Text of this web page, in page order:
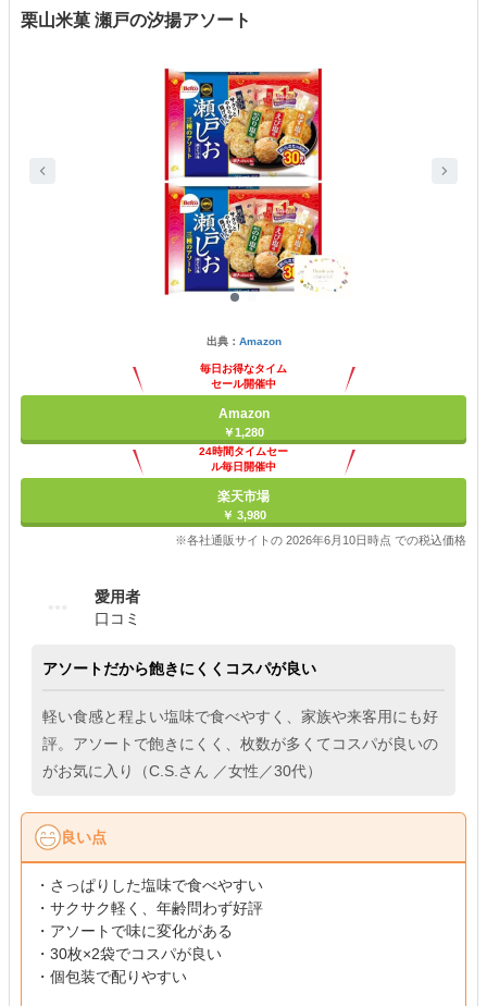
栗山米菓 瀬戸の汐揚アソート
出典： Amazon
毎日お得なタイム
セール開催中
Amazon
￥1,280
24時間タイムセー
ル毎日開催中
楽天市場
￥ 3,980
※各社通販サイトの 2026年6月10日時点 での税込価格
愛用者
口コミ
アソートだから飽きにくくコスパが良い
軽い食感と程よい塩味で食べやすく、家族や来客用にも好
評。アソートで飽きにくく、枚数が多くてコスパが良いの
がお気に入り（C.S.さん ／女性／30代）
良い点
・さっぱりした塩味で食べやすい
・サクサク軽く、年齢問わず好評
・アソートで味に変化がある
・30枚×2袋でコスパが良い
・個包装で配りやすい